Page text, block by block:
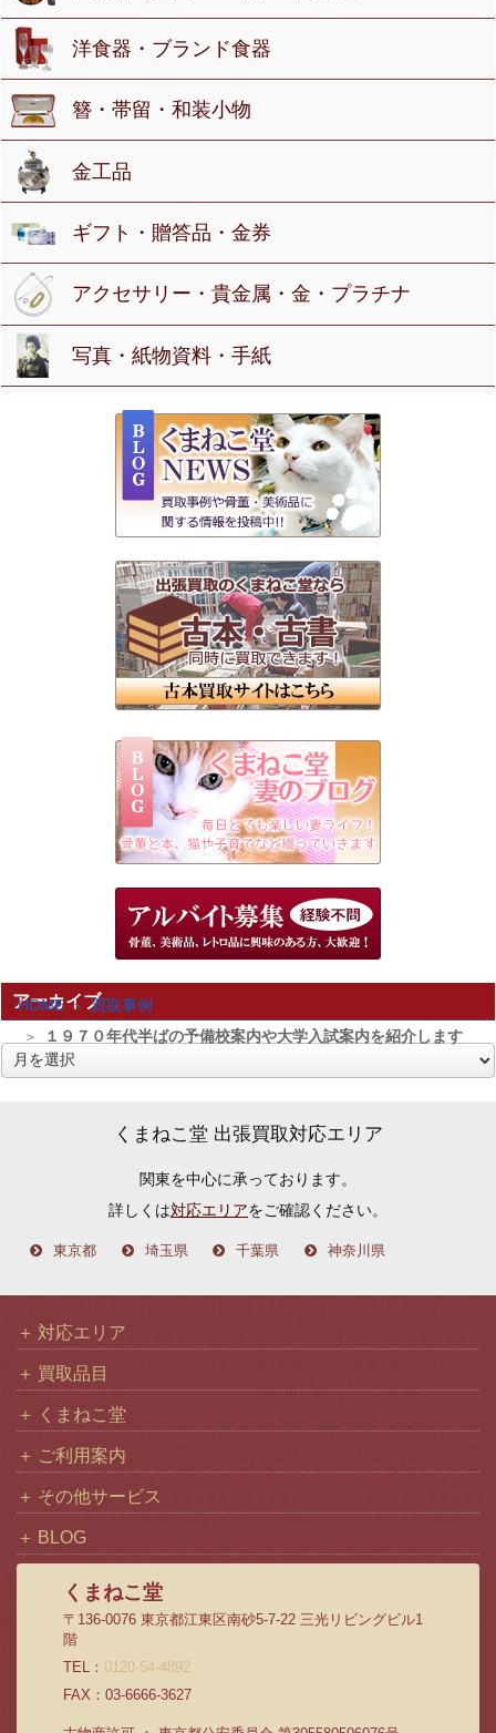
HOME
買取事例
１９７０年代半ばの予備校案内や大学入試案内を紹介します
洋食器・ブランド食器
簪・帯留・和装小物
金工品
ギフト・贈答品・金券
アクセサリー・貴金属・金・プラチナ
写真・紙物資料・手紙
アーカイブ
くまねこ堂 出張買取対応エリア
関東を中心に承っております。
詳しくは対応エリアをご確認ください。
東京都 埼玉県 千葉県 神奈川県
対応エリア
買取品目
くまねこ堂
ご利用案内
その他サービス
BLOG
くまねこ堂
〒136-0076 東京都江東区南砂5-7-22 三光リビングビル1
階
TEL： 0120-54-4892
FAX：03-6666-3627